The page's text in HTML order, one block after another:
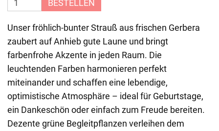
BESTELLEN
Unser fröhlich-bunter Strauß aus frischen Gerbera
zaubert auf Anhieb gute Laune und bringt
farbenfrohe Akzente in jeden Raum. Die
leuchtenden Farben harmonieren perfekt
miteinander und schaffen eine lebendige,
optimistische Atmosphäre – ideal für Geburtstage,
ein Dankeschön oder einfach zum Freude bereiten.
Dezente grüne Begleitpflanzen verleihen dem